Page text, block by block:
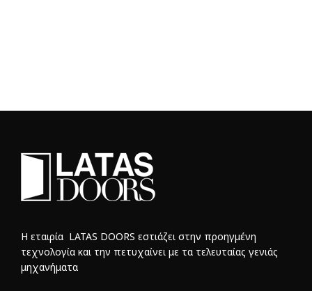
Η εταιρία LATAS DOORS εστιάζει στην προηγμένη
τεχνολογία και την πετυχαίνει με τα τελευταίας γενιάς
μηχανήματα